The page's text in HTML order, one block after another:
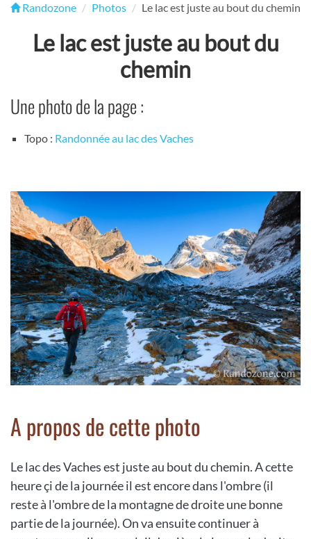
Randozone Photos Le lac est juste au bout du chemin
Le lac est juste au bout du
chemin
Une photo de la page :
Topo : Randonnée au lac des Vaches
A propos de cette photo
Le lac des Vaches est juste au bout du chemin. A cette
heure çi de la journée il est encore dans l'ombre (il
reste à l'ombre de la montagne de droite une bonne
partie de la journée). On va ensuite continuer à